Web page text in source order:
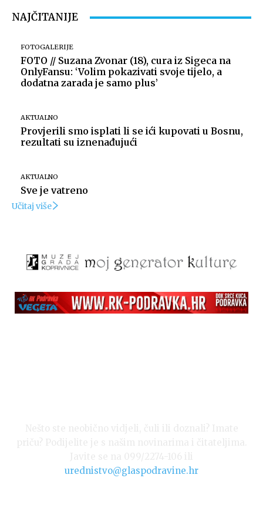
NAJČITANIJE
FOTOGALERIJE
FOTO // Suzana Zvonar (18), cura iz Sigeca na
OnlyFansu: ‘Volim pokazivati svoje tijelo, a
dodatna zarada je samo plus’
AKTUALNO
Provjerili smo isplati li se ići kupovati u Bosnu,
rezultati su iznenađujući
AKTUALNO
Sve je vatreno
Učitaj više
urednistvo@glaspodravine.hr